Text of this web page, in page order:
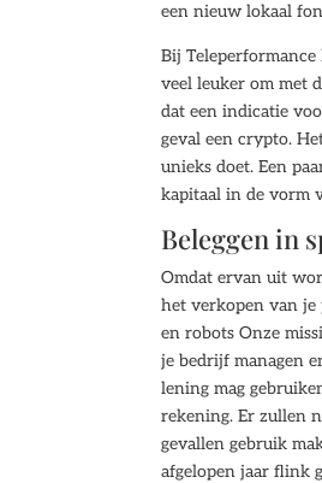
een nieuw lokaal
Bij
veel leuker om met
dat een indicatie
geval een crypto.
unieks doet. Een
kapitaal in de vorm
Beleggen in
Omdat ervan uit
het verkopen van je
en robots Onze
je bedrijf managen
lening mag
rekening. Er zullen
gevallen gebruik
afgelopen jaar flink